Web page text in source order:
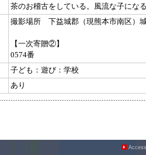
茶のお稽古をしている。風流な子にな
撮影場所 下益城郡（現熊本市南区）城
【一次寄贈②】
0574番
子ども：遊び：学校
あり
Access